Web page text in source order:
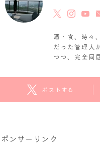
酒・食、時々
だった管理人
つつ、完全同
ポストする
ポンサーリンク